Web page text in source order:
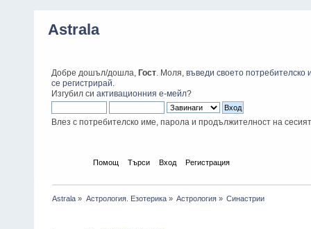
Astrala
Добре дошъл/дошла, Гост . Моля, въведи своето потребителско
се регистрирай
Изгубил си активационния е-мейл?
Влез с потребителско име, парола и продължителност на
Помощ Търси Вход Регистрация
Astrala » Астрология. Езотерика» Астрология» Синастрии